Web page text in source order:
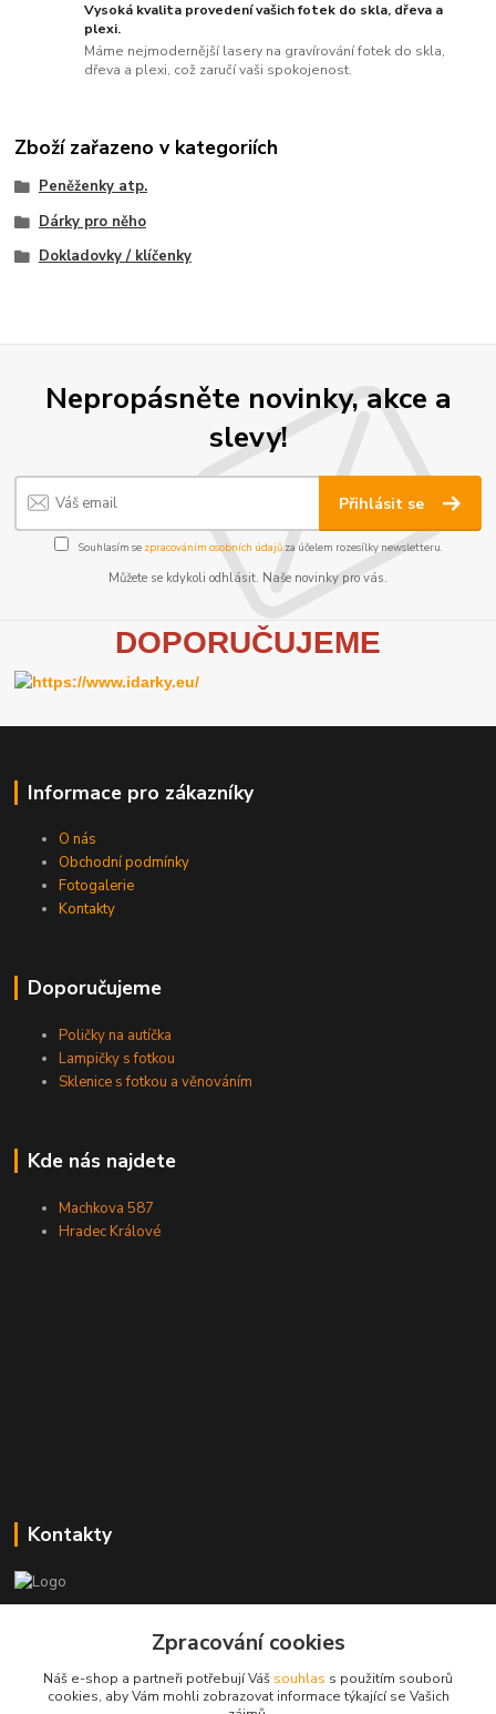
Vysoká kvalita provedení vašich fotek do skla, dřeva a
plexi.
Máme nejmodernější lasery na gravírování fotek do skla,
dřeva a plexi, což zaručí vaši spokojenost.
Zboží zařazeno v kategoriích
Peněženky atp.
Dárky pro něho
Dokladovky / klíčenky
Nepropásněte novinky, akce a
slevy!
Přihlásit se
Souhlasím se zpracováním osobních údajůza účelem rozesílky newsletteru.
Můžete se kdykoli odhlásit. Naše novinky pro vás.
DOPORUČUJEME
Informace pro zákazníky
O nás
Obchodní podmínky
Fotogalerie
Kontakty
Doporučujeme
Poličky na autíčka
Lampičky s fotkou
Sklenice s fotkou a věnováním
Kde nás najdete
Machkova 587
Hradec Králové
Kontakty
+420773237626
popisekhk@gmail.com
Zpracování cookies
Náš e-shop a partneři potřebují Váš souhlas s použitím souborů
cookies, aby Vám mohli zobrazovat informace týkající se Vašich